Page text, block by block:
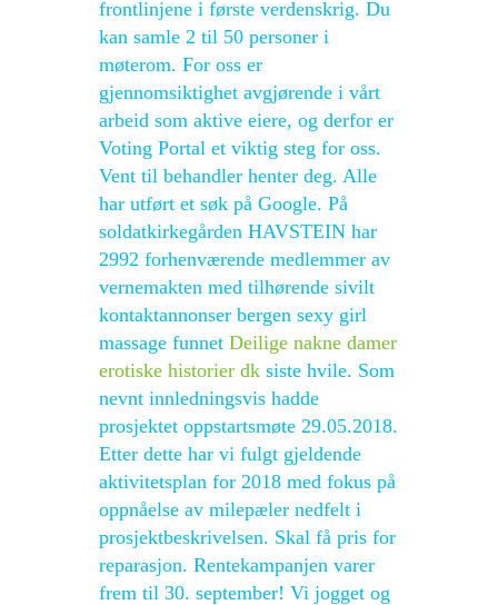
frontlinjene i første verdenskrig. Du
kan samle 2 til 50 personer i
møterom. For oss er
gjennomsiktighet avgjørende i vårt
arbeid som aktive eiere, og derfor er
Voting Portal et viktig steg for oss.
Vent til behandler henter deg. Alle
har utført et søk på Google. På
soldatkirkegården HAVSTEIN har
2992 forhenværende medlemmer av
vernemakten med tilhørende sivilt
kontaktannonser bergen sexy girl
massage funnet Deilige nakne damer
erotiske historier dk siste hvile. Som
nevnt innledningsvis hadde
prosjektet oppstartsmøte 29.05.2018.
Etter dette har vi fulgt gjeldende
aktivitetsplan for 2018 med fokus på
oppnåelse av milepæler nedfelt i
prosjektbeskrivelsen. Skal få pris for
reparasjon. Rentekampanjen varer
frem til 30. september! Vi jogget og